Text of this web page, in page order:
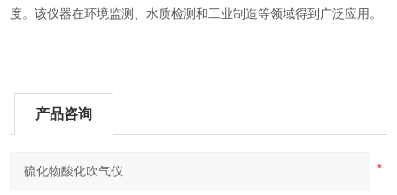
度。该仪器在环境监测、水质检测和工业制造等领域得到广泛应用。
产品咨询